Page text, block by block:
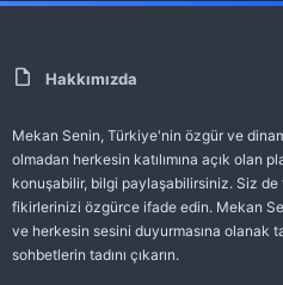
Hakkımızda
Mekan Senin, Türkiye'nin özgür ve
olmadan herkesin katılımına açık olan
konuşabilir, bilgi paylaşabilirsiniz. Siz
fikirlerinizi özgürce ifade edin. Mekan
ve herkesin sesini duyurmasına olanak
sohbetlerin tadını çıkarın.